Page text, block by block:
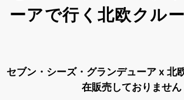
ーアで行く北欧クル
セブン・シーズ・グランデューア x 北
在販売しておりません